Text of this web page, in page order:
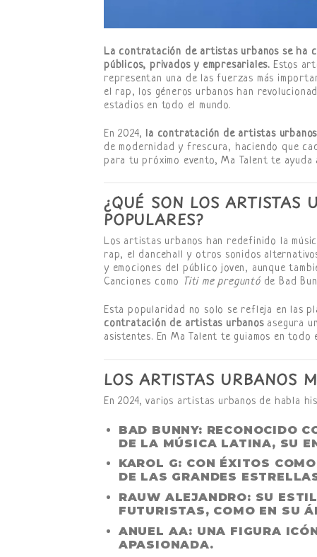
La contratación de artistas urbanos se ha
públicos, privados y empresariales. Estos
representan una de las fuerzas más
el rap, los géneros urbanos han
estadios en todo el mundo.
En 2024, la contratación de artistas urbanos
de modernidad y frescura, haciendo que
para tu próximo evento, Ma Talent te
¿QUÉ SON LOS ARTISTAS
POPULARES?
Los artistas urbanos han redefinido la
rap, el dancehall y otros sonidos
y emociones del público joven, aunque
Canciones como Titi me preguntóde Bad
Esta popularidad no solo se refleja en las
contratación de artistas urbanosasegura
asistentes. En Ma Talent te guiamos en
LOS ARTISTAS URBANOS
En 2024, varios artistas urbanos de habla
BAD BUNNY: RECONOCIDO
DE LA MÚSICA LATINA, SU
KAROL G: CON ÉXITOS COMO
DE LAS GRANDES
RAUW ALEJANDRO: SU
FUTURISTAS, COMO EN SU
ANUEL AA: UNA FIGURA
APASIONADA.